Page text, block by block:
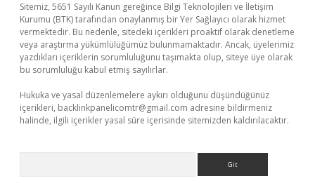
Sitemiz, 5651 Sayılı Kanun gereğince Bilgi Teknolojileri ve İletişim
Kurumu (BTK) tarafından onaylanmış bir Yer Sağlayıcı olarak hizmet
vermektedir. Bu nedenle, sitedeki içerikleri proaktif olarak denetleme
veya araştırma yükümlülüğümüz bulunmamaktadır. Ancak, üyelerimiz
yazdıkları içeriklerin sorumluluğunu taşımakta olup, siteye üye olarak
bu sorumluluğu kabul etmiş sayılırlar.
Hukuka ve yasal düzenlemelere aykırı olduğunu düşündüğünüz
içerikleri, backlinkpanelicomtr@gmail.com adresine bildirmeniz
halinde, ilgili içerikler yasal süre içerisinde sitemizden kaldırılacaktır.